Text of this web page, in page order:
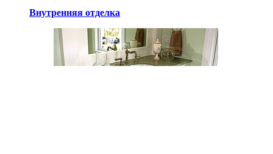
Внутренняя отделка